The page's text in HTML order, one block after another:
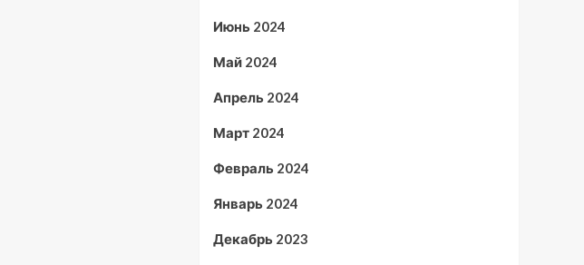
Июнь 2024
Май 2024
Апрель 2024
Март 2024
Февраль 2024
Январь 2024
Декабрь 2023